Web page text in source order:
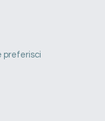
preferisci